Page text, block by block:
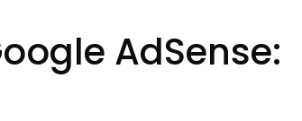
AdSense: